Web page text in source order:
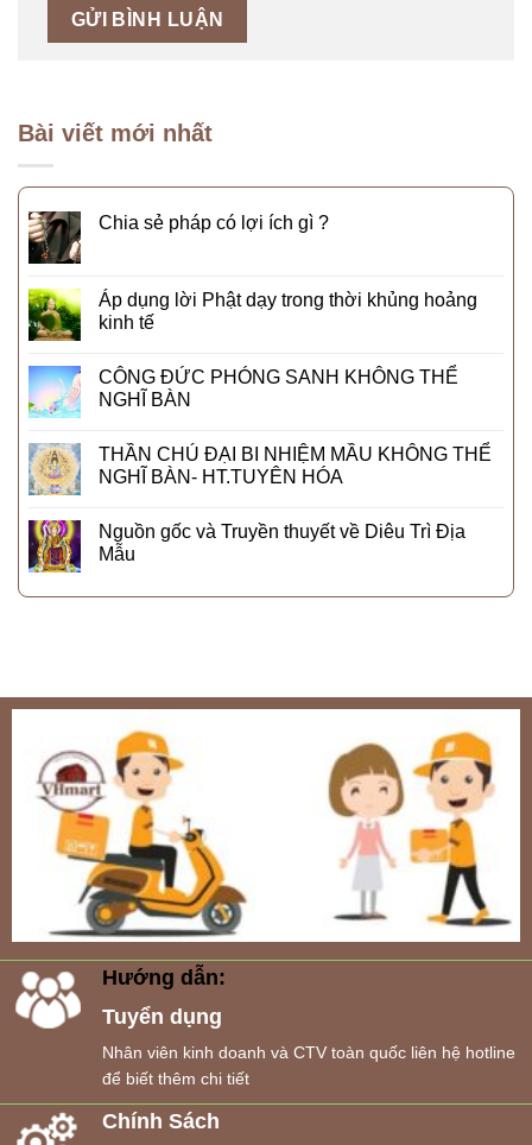
Bài viết mới nhất
Chia sẻ pháp có lợi ích gì ?
Áp dụng lời Phật dạy trong thời khủng hoảng
kinh tế
CÔNG ĐỨC PHÓNG SANH KHÔNG THỂ
NGHĨ BÀN
THẦN CHÚ ĐẠI BI NHIỆM MẦU KHÔNG THỂ
NGHĨ BÀN- HT.TUYÊN HÓA
Nguồn gốc và Truyền thuyết về Diêu Trì Địa
Mẫu
Hướng dẫn:
Tuyển dụng
Nhân viên kinh doanh và CTV toàn quốc liên hệ hotline
để biết thêm chi tiết
Chính Sách